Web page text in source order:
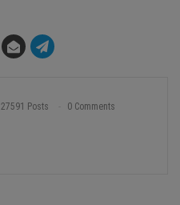
27591 Posts 0 Comments